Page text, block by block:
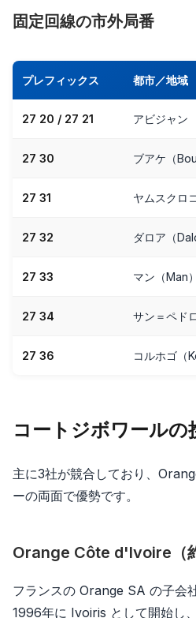
固定回線の市外局番
プレフィックス 都市／地域
27 20 / 27 21 アビジャン
27 30 ブアケ（
27 31 ヤムスクロ
27 32 ダロア（
27 33 マン（Man）
27 34 サン＝ペド
27 36 コルホゴ（
コートジボワールの
主に3社が競合しており、
ーの両面で優勢です。
Orange Côte d'Ivoire（
フランスの Orange SA の子会
1996年に Ivoiris として開始し